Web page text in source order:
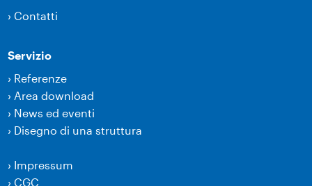
›Contatti
Servizio
› Referenze
› Area download
› News ed eventi
› Disegno di una struttura
› Impressum
›CGC